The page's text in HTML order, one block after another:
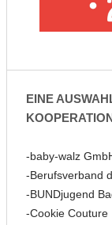
EINE
-baby-walz
-Berufsverband
-BUNDjugend
-Cookie Couture